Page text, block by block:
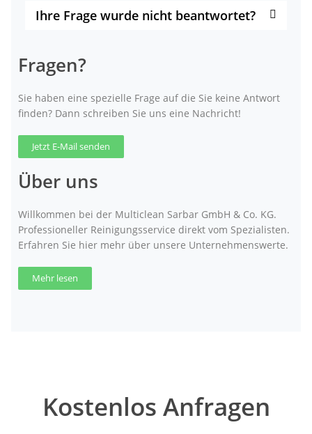
Ihre Frage wurde nicht beantwortet?
Fragen?
Sie haben eine spezielle Frage auf die Sie keine Antwort
finden? Dann schreiben Sie uns eine Nachricht!
Jetzt E-Mail senden
Über uns
Willkommen bei der Multiclean Sarbar GmbH & Co. KG.
Professioneller Reinigungsservice direkt vom Spezialisten.
Erfahren Sie hier mehr über unsere Unternehmenswerte.
Mehr lesen
Kostenlos Anfragen